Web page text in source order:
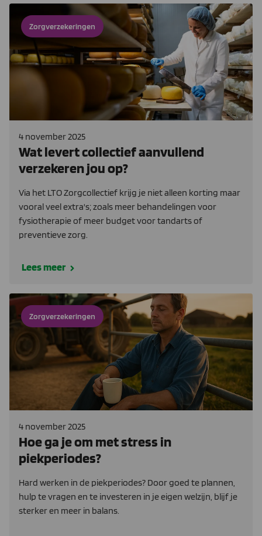
Zorgverzekeringen
4 november 2025
Wat levert collectief aanvullend
verzekeren jou op?
Via het LTO Zorgcollectief krijg je niet alleen korting maar
vooral veel extra's; zoals meer behandelingen voor
fysiotherapie of meer budget voor tandarts of
preventieve zorg.
Lees meer
Zorgverzekeringen
4 november 2025
Hoe ga je om met stress in
piekperiodes?
Hard werken in de piekperiodes? Door goed te plannen,
hulp te vragen en te investeren in je eigen welzijn, blijf je
sterker en meer in balans.